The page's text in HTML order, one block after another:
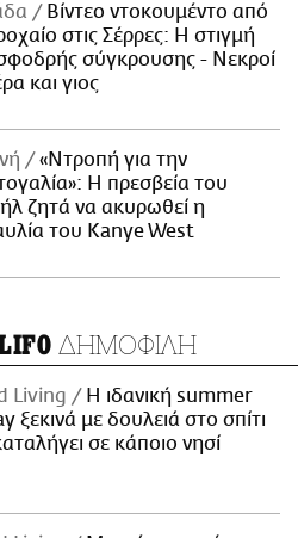
Βίντεο ντοκουμέντο από
στις Σέρρες: Η στιγμή
σύγκρουσης - Νεκροί
και γιος
«Ντροπή για την
Η πρεσβεία του
ζητά να ακυρωθεί η
του Kanye West
ΔΗΜΟΦΙΛΗ
Living
Η ιδανική summer
ξεκινά με δουλειά στο σπίτι
σε κάποιο νησί